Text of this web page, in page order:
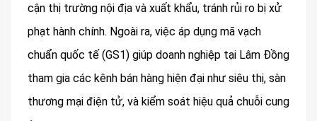
cận thị trường nội địa và xuất khẩu, tránh rủi ro bị xử
phạt hành chính. Ngoài ra, việc áp dụng mã vạch
chuẩn quốc tế (GS1) giúp doanh nghiệp tại Lâm Đồng
tham gia các kênh bán hàng hiện đại như siêu thị, sàn
thương mại điện tử, và kiểm soát hiệu quả chuỗi cung